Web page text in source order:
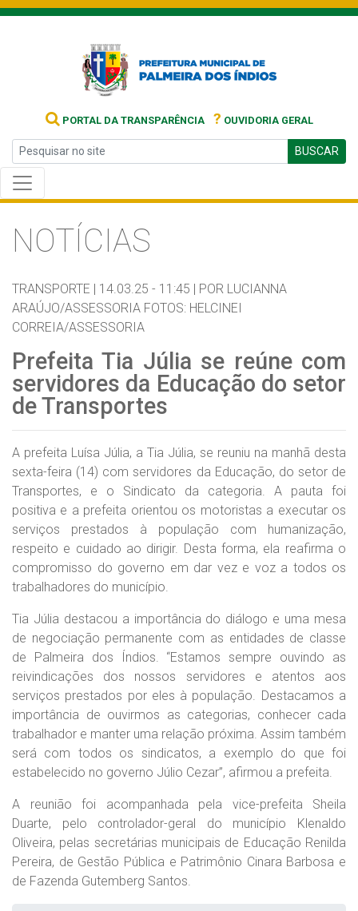
PORTAL DA TRANSPARÊNCIA ? OUVIDORIA GERAL
BUSCAR
NOTÍCIAS
TRANSPORTE | 14.03.25 - 11:45 | POR LUCIANNA
ARAÚJO/ASSESSORIA FOTOS: HELCINEI
CORREIA/ASSESSORIA
Prefeita Tia Júlia se reúne com
servidores da Educação do setor
de Transportes
A prefeita Luísa Júlia, a Tia Júlia, se reuniu na manhã desta
sexta-feira (14) com servidores da Educação, do setor de
Transportes, e o Sindicato da categoria. A pauta foi
positiva e a prefeita orientou os motoristas a executar os
serviços prestados à população com humanização,
respeito e cuidado ao dirigir. Desta forma, ela reafirma o
compromisso do governo em dar vez e voz a todos os
trabalhadores do município.
Tia Júlia destacou a importância do diálogo e uma mesa
de negociação permanente com as entidades de classe
de Palmeira dos Índios. “Estamos sempre ouvindo as
reivindicações dos nossos servidores e atentos aos
serviços prestados por eles à população. Destacamos a
importância de ouvirmos as categorias, conhecer cada
trabalhador e manter uma relação próxima. Assim também
será com todos os sindicatos, a exemplo do que foi
estabelecido no governo Júlio Cezar”, afirmou a prefeita.
A reunião foi acompanhada pela vice-prefeita Sheila
Duarte, pelo controlador-geral do município Klenaldo
Oliveira, pelas secretárias municipais de Educação Renilda
Pereira, de Gestão Pública e Patrimônio Cinara Barbosa e
de Fazenda Gutemberg Santos.